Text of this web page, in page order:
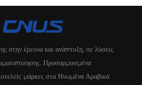
στην έρευνα και ανάπτυξη, σε λύσεις
Προσαρμοσμένα
μάρκες στα Ηνωμένα Αραβικά